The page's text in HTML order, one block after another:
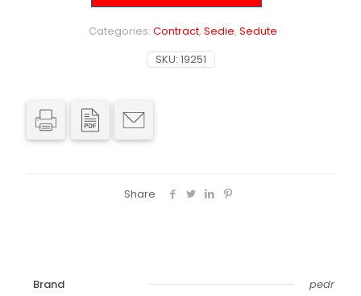
SKU: 19251
Categories: Contract, Sedie, Sedute
Share
Brand pedr